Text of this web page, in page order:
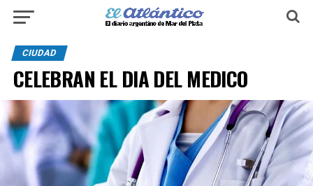
CIUDAD
CELEBRAN EL DIA DEL MEDICO